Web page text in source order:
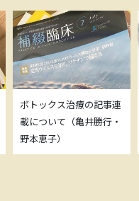
ボトックス治療の記事連
載について（亀井勝行・
野本恵子）